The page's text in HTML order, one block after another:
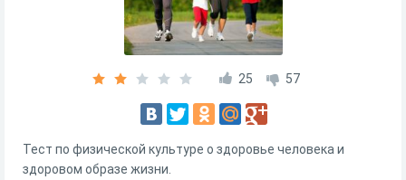
25 57
Тест по физической культуре о здоровье человека и
здоровом образе жизни.